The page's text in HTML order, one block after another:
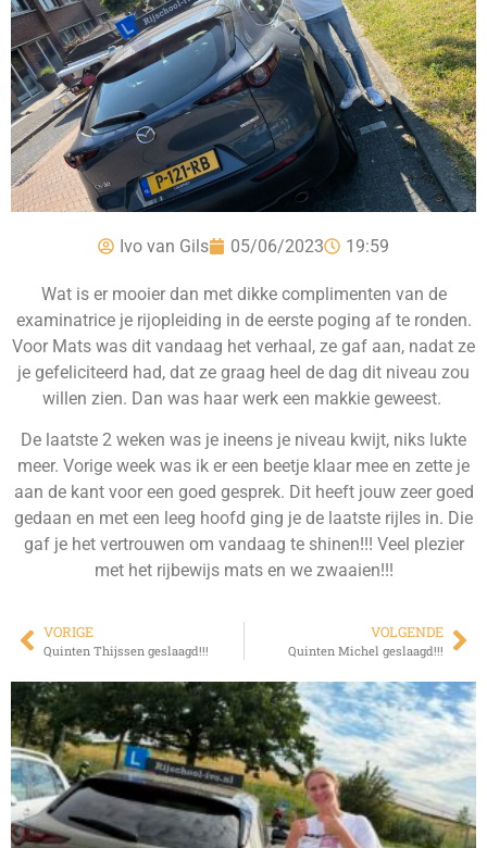
Ivo van Gils 05/06/2023 19:59
Wat is er mooier dan met dikke complimenten van de
examinatrice je rijopleiding in de eerste poging af te ronden.
Voor Mats was dit vandaag het verhaal, ze gaf aan, nadat ze
je gefeliciteerd had, dat ze graag heel de dag dit niveau zou
willen zien. Dan was haar werk een makkie geweest.
De laatste 2 weken was je ineens je niveau kwijt, niks lukte
meer. Vorige week was ik er een beetje klaar mee en zette je
aan de kant voor een goed gesprek. Dit heeft jouw zeer goed
gedaan en met een leeg hoofd ging je de laatste rijles in. Die
gaf je het vertrouwen om vandaag te shinen!!! Veel plezier
met het rijbewijs mats en we zwaaien!!!
VORIGE
Quinten Thijssen geslaagd!!!
VOLGENDE
Quinten Michel geslaagd!!!